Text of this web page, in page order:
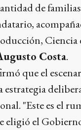
de
Ciencia
Costa.
que el
estrategia
"Este es el
eligió el